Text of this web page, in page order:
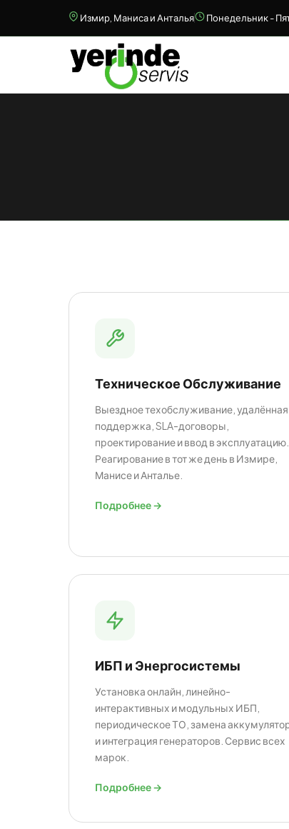
Измир, Маниса и Анталья Понедельник -
Техническое Обслуживание
Выездное техобслуживание, удалённая
поддержка, SLA-договоры,
проектирование и ввод в эксплуатацию.
Реагирование в тот же день в Измире,
Манисе и Анталье.
Подробнее →
ИБП и Энергосистемы
Установка онлайн, линейно-
интерактивных и модульных ИБП,
периодическое ТО, замена
и интеграция генераторов. Сервис всех
марок.
Подробнее →